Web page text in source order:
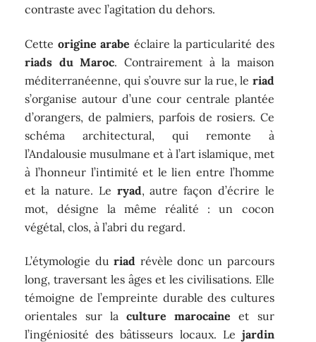
contraste avec l’agitation du dehors.
Cette origine arabe éclaire la particularité des
riads du Maroc. Contrairement à la maison
méditerranéenne, qui s’ouvre sur la rue, le riad
s’organise autour d’une cour centrale plantée
d’orangers, de palmiers, parfois de rosiers. Ce
schéma architectural, qui remonte à
l’Andalousie musulmane et à l’art islamique, met
à l’honneur l’intimité et le lien entre l’homme
et la nature. Le ryad, autre façon d’écrire le
mot, désigne la même réalité : un cocon
végétal, clos, à l’abri du regard.
L’étymologie duriad révèle donc un parcours
long, traversant les âges et les civilisations. Elle
témoigne de l’empreinte durable des cultures
orientales sur la culture marocaine et sur
l’ingéniosité des bâtisseurs locaux. Le jardin